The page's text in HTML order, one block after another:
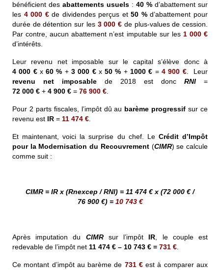
bénéficient des abattements usuels : 40 % d’abattement sur
les 4 000 €de dividendes perçus et50 %d’abattement pour
durée de détention sur les 3 000 € de plus-values de cession.
Par contre, aucun abattement n’est imputable sur les 1 000 €
d’intérêts.
Leur revenu net imposable sur le capital s’élève donc à
4 000 € x60 % +3 000 € x50 % +1000 € = 4 900 €. Leur
revenu net imposable de 2018 est donc RNI =
72 000 € + 4 900 € = 76 900 €.
Pour 2 parts fiscales, l’impôt dû au barème progressif sur ce
revenu est IR = 11 474 €.
Et maintenant, voici la surprise du chef. Le Crédit d’Impôt
pour la Modernisation du Recouvrement(CIMR) se calcule
comme suit :
CIMR = IR x (Rnexcep / RNI) = 11 474 € x (72 000 € /
76 900 €) = 10 743 €
Après imputation du CIMRsur l’impôt IR, le couple est
redevable de l’impôt net 11 474 € – 10 743 € = 731 €.
Ce montant d’impôt au barème de 731 €est à comparer aux